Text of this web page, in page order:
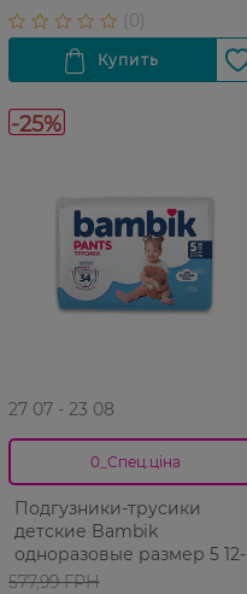
-25%
27 07 - 23 08
0_Спец.ціна
Подгузники-трусики
детские Bambik
одноразовые размер 5 12-
17кг 34шт
577,99 ГРН